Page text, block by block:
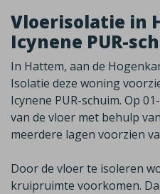
Vloerisolatie in
Icynene PUR-
In Hattem, aan de
Isolatie deze woning
Icynene PUR-schuim. Op
van de vloer met behulp
meerdere lagen voorzien
Door de vloer te isoleren
kruipruimte voorkomen.